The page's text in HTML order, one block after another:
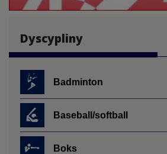
Dyscypliny
Badminton
Baseball/softball
Boks